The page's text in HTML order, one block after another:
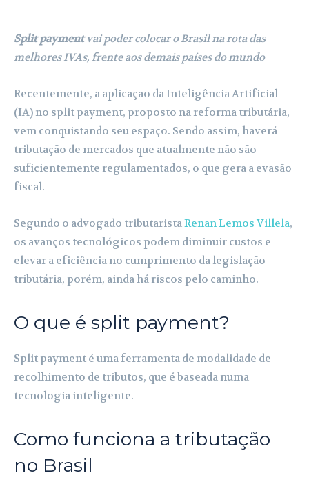
Split paymentvai poder colocar o Brasil na rota das
melhores IVAs, frente aos demais países do mundo
Recentemente, a aplicação da Inteligência Artificial
(IA) no split payment, proposto na reforma tributária,
vem conquistando seu espaço. Sendo assim, haverá
tributação de mercados que atualmente não são
suficientemente regulamentados, o que gera a evasão
fiscal.
Segundo o advogado tributaristaRenan Lemos Villela,
os avanços tecnológicos podem diminuir custos e
elevar a eficiência no cumprimento da legislação
tributária, porém, ainda há riscos pelo caminho.
O que é split payment?
Split payment é uma ferramenta de modalidade de
recolhimento de tributos, que é baseada numa
tecnologia inteligente.
Como funciona a tributação
no Brasil